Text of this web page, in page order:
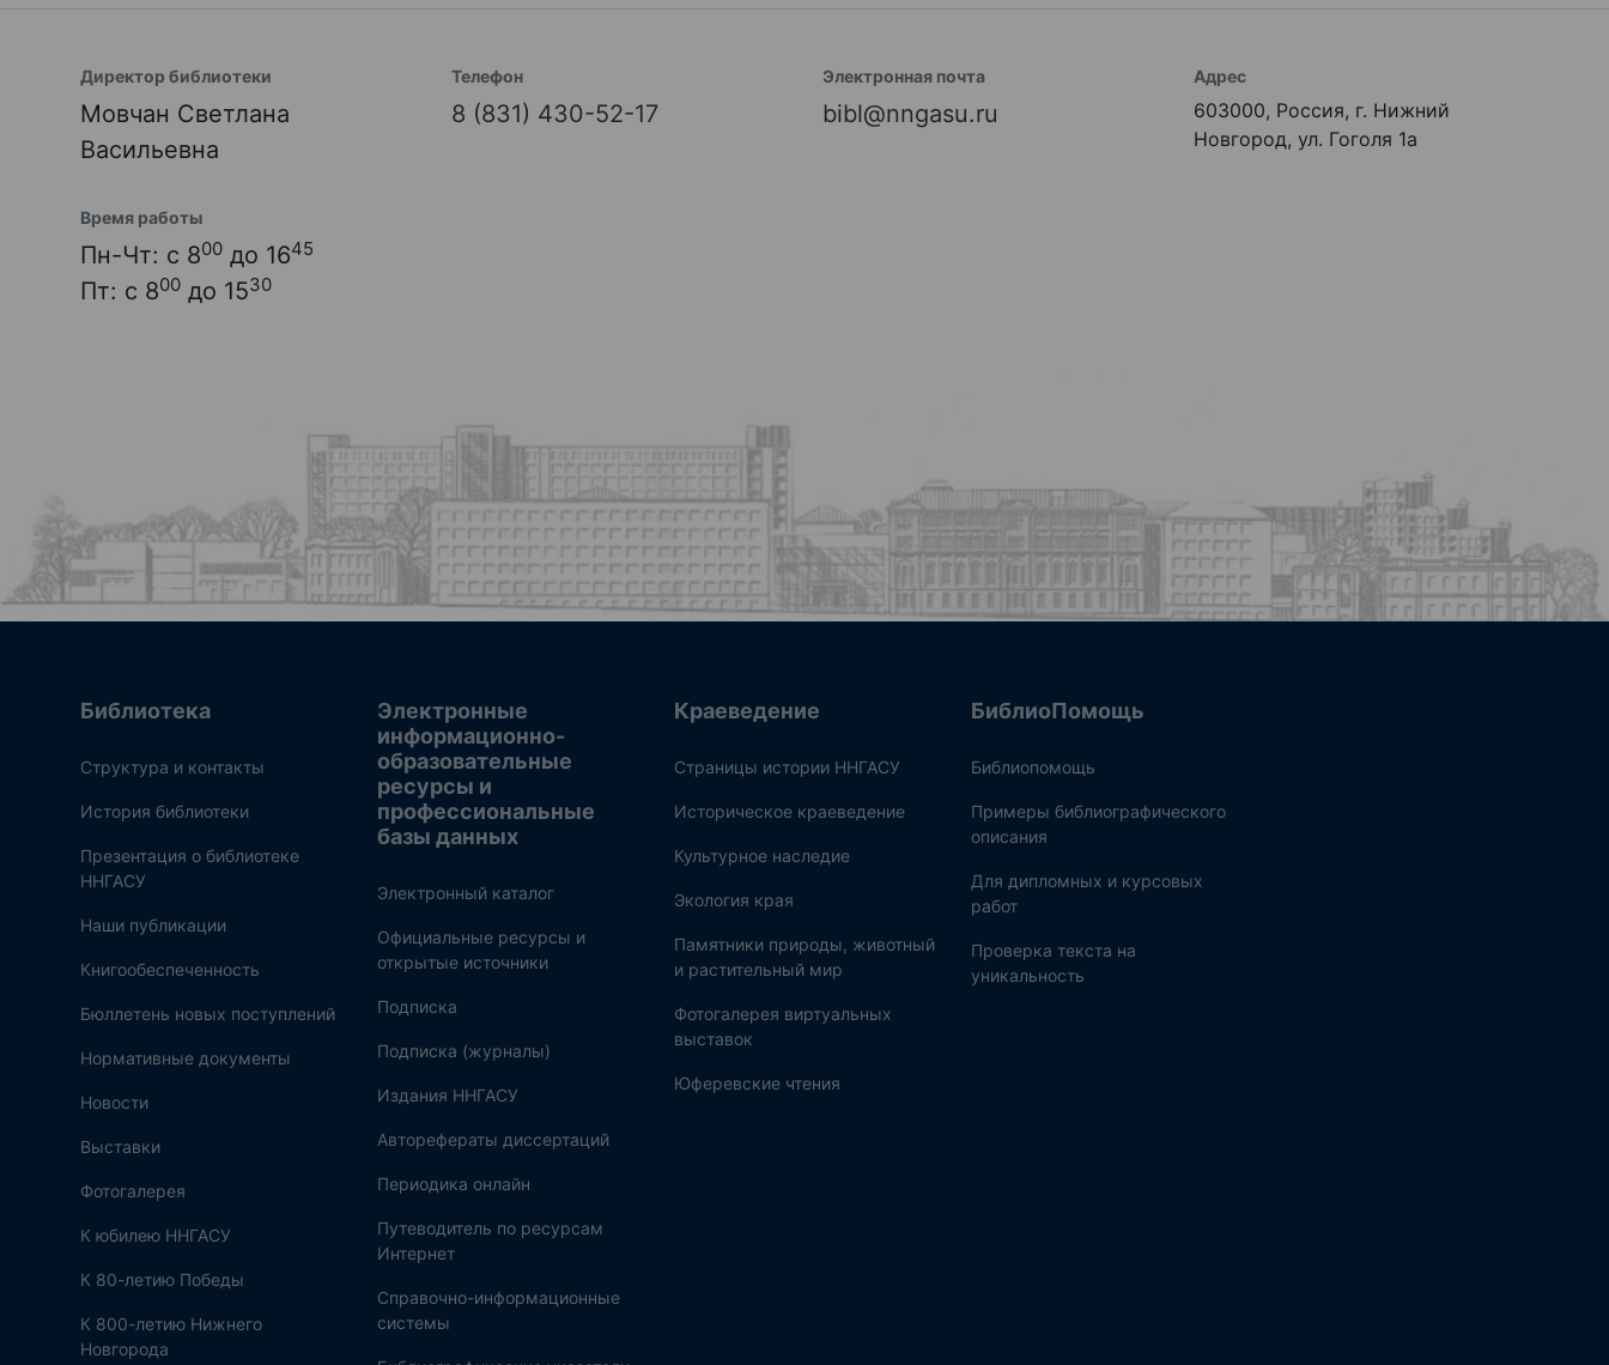
Директор библиотеки
Мовчан Светлана
Васильевна
Телефон
8 (831) 430-52-17
Электронная почта
bibl@nngasu.ru
Адрес
603000, Россия, г. Нижний
Новгород, ул. Гоголя 1а
Время работы
Пн-Чт: с 800 до 1645
Пт: с 800 до 1530
Библиотека
Структура и контакты
История библиотеки
Презентация о библиотеке
ННГАСУ
Наши публикации
Книгообеспеченность
Бюллетень новых поступлений
Нормативные документы
Новости
Выставки
Фотогалерея
К юбилею ННГАСУ
К 80-летию Победы
К 800-летию Нижнего
Новгорода
Электронные
информационно-
образовательные
ресурсы и
профессиональные
базы данных
Электронный каталог
Официальные ресурсы и
открытые источники
Подписка
Подписка (журналы)
Издания ННГАСУ
Авторефераты диссертаций
Периодика онлайн
Путеводитель по ресурсам
Интернет
Справочно-информационные
системы
Краеведение
Страницы истории ННГАСУ
Историческое краеведение
Культурное наследие
Экология края
Памятники природы, животный
и растительный мир
Фотогалерея виртуальных
выставок
Юферевские чтения
БиблиоПомощь
Библиопомощь
Примеры библиографического
описания
Для дипломных и курсовых
работ
Проверка текста на
уникальность